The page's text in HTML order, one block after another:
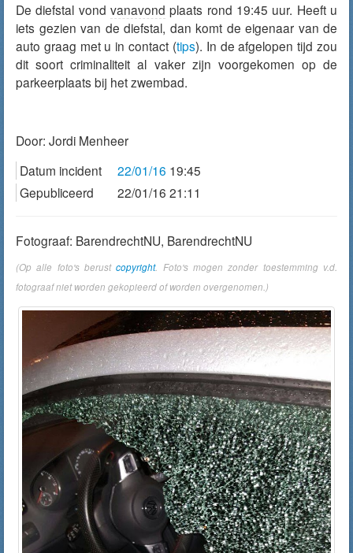
De diefstal vond vanavond plaats rond 19:45 uur. Heeft u
iets gezien van de diefstal, dan komt de eigenaar van de
auto graag met u in contact (tips). In de afgelopen tijd zou
dit soort criminaliteit al vaker zijn voorgekomen op de
parkeerplaats bij het zwembad.
Door: Jordi Menheer
Datum incident
22/01/16 19:45
Gepubliceerd
22/01/16 21:11
Fotograaf: BarendrechtNU, BarendrechtNU
(Op alle foto's berustcopyright. Foto's mogen zonder toestemming v.d.
fotograaf niet worden gekopieerd of worden overgenomen.)